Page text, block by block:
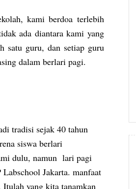
kami berdoa terlebih
ada diantara kami yang
satu guru, dan setiap guru
dalam berlari pagi.
tradisi sejak 40 tahun
siswa berlari
dulu, namun lari pagi
Jakarta. manfaat
Itulah yang kita tanamkan